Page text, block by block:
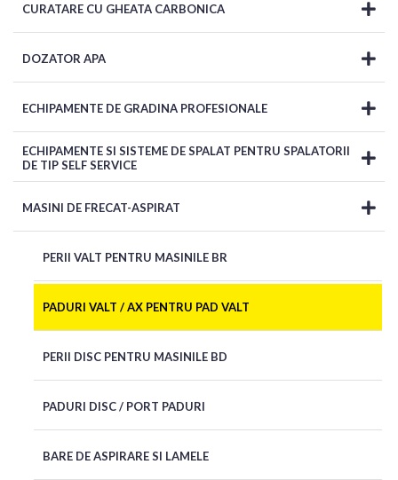
CURATARE CU GHEATA CARBONICA
DOZATOR APA
ECHIPAMENTE DE GRADINA PROFESIONALE
ECHIPAMENTE SI SISTEME DE SPALAT PENTRU SPALATORII
DE TIP SELF SERVICE
MASINI DE FRECAT-ASPIRAT
PERII VALT PENTRU MASINILE BR
PADURI VALT / AX PENTRU PAD VALT
PERII DISC PENTRU MASINILE BD
PADURI DISC / PORT PADURI
BARE DE ASPIRARE SI LAMELE